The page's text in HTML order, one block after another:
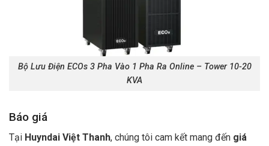
Bộ Lưu Điện ECOs 3 Pha Vào 1 Pha Ra Online – Tower 10-20
KVA
Báo giá
Tại Huyndai Việt Thanh, chúng tôi cam kết mang đến giá